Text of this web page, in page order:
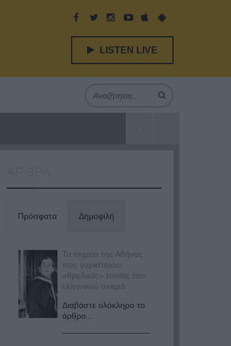
LISTEN LIVE
Πρόσφατα Δημοφιλή
Τα σημεία της Αθήνας
που γυρίστηκαν
«θρυλικές» ταινίες του
ελληνικού σινεμά
Διαβάστε ολόκληρο το
άρθρο...